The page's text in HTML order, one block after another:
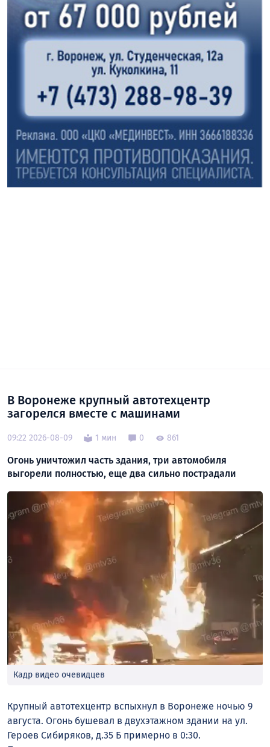
В Воронеже крупный автотехцентр
загорелся вместе с машинами
09:22 2026-08-09 1 мин 0 861
Огонь уничтожил часть здания, три автомобиля
выгорели полностью, еще два сильно пострадали
Кадр видео очевидцев
Крупный автотехцентр вспыхнул в Воронеже ночью 9
августа. Огонь бушевал в двухэтажном здании на ул.
Героев Сибиряков, д.35 Б примерно в 0:30.